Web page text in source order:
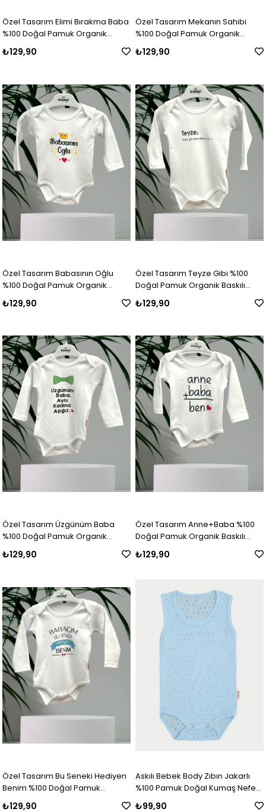
Özel Tasarım Elimi Bırakma Baba
%100 Doğal Pamuk Organik
Baskılı Çıtçıtlı Uzun Kollu Body
Zıbın Bebek Badi
₺129,90
Özel Tasarım Mekanın Sahibi
%100 Doğal Pamuk Organik
Baskılı Çıtçıtlı Uzun Kollu Body
Zıbın Bebek Badi
₺129,90
Özel Tasarım Babasının Oğlu
%100 Doğal Pamuk Organik
Zıbın Bebek Badi
₺129,90
Özel Tasarım Teyze Gibi %100
Doğal Pamuk Organik Baskılı
Bebek Badi
₺129,90
Özel Tasarım Üzgünüm Baba
%100 Doğal Pamuk Organik
Baskılı Çıtçıtlı Uzun Kollu Body
Zıbın Bebek Badi
₺129,90
Özel Tasarım Anne+Baba %100
Doğal Pamuk Organik Baskılı
Çıtçıtlı Uzun Kollu Body Zıbın
Bebek Badi
₺129,90
Özel Tasarım Bu Seneki Hediyen
Benim %100 Doğal Pamuk
Organik Baskılı Çıtçıtlı Uzun Kollu
₺129,90
Askılı Bebek Body Zıbın Jakarlı
%100 Pamuk Doğal Kumaş Nefes
₺99,90